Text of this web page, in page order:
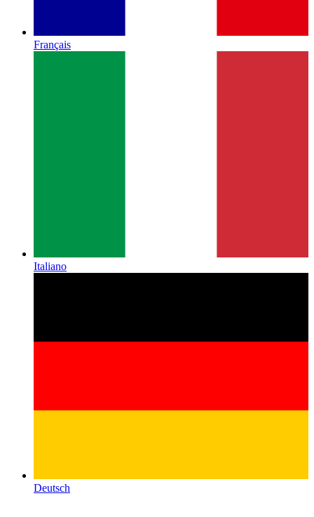
Français
Italiano
Deutsch